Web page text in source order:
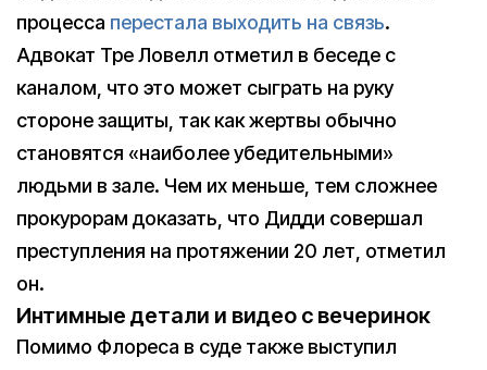
процесса перестала выходить на связь.
Адвокат Тре Ловелл отметил в беседе с
каналом, что это может сыграть на руку
стороне защиты, так как жертвы обычно
становятся «наиболее убедительными»
людьми в зале. Чем их меньше, тем сложнее
прокурорам доказать, что Дидди совершал
преступления на протяжении 20 лет, отметил
он.
Интимные детали и видео с вечеринок
Помимо Флореса в суде также выступил